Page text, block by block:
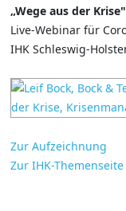
„Wege aus der Krise"
Live-Webinar für
IHK Schleswig-
Zur Aufzeichnung
Zur IHK-